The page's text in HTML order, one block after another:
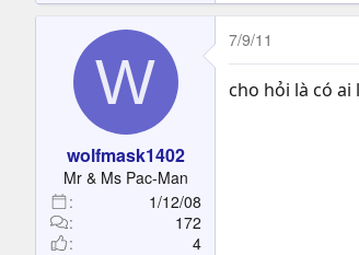
W
wolfmask1402
Mr & Ms Pac-Man
1/12/08
172
4
7/9/11
cho hỏi là có